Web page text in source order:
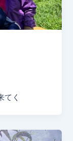
てく